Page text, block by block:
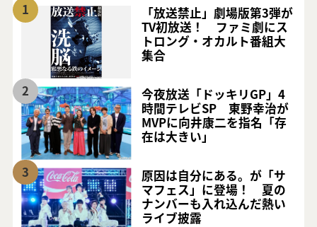
1
「放送禁止」劇場版第3弾が
TV初放送！ ファミ劇にス
トロング・オカルト番組大
集合
2
今夜放送「ドッキリGP」4
時間テレビSP 東野幸治が
MVPに向井康二を指名「存
在は大きい」
3
原因は自分にある。が「サ
マフェス」に登場！ 夏の
ナンバーも入れ込んだ熱い
ライブ披露